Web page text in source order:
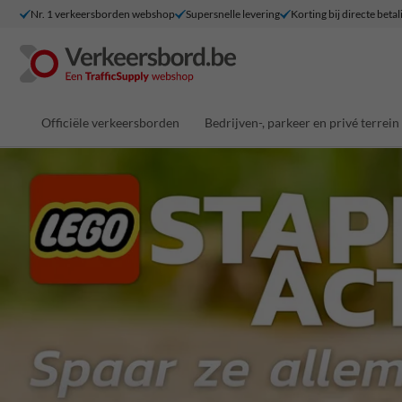
Nr. 1 verkeersborden webshop Supersnelle levering Korting bij directe
Officiële verkeersborden Bedrijven-, parkeer en privé terrein